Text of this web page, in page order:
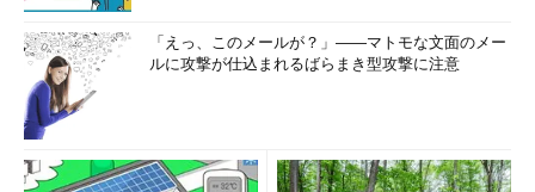
「えっ、このメールが？」――マトモな文面のメー
ルに攻撃が仕込まれるばらまき型攻撃に注意